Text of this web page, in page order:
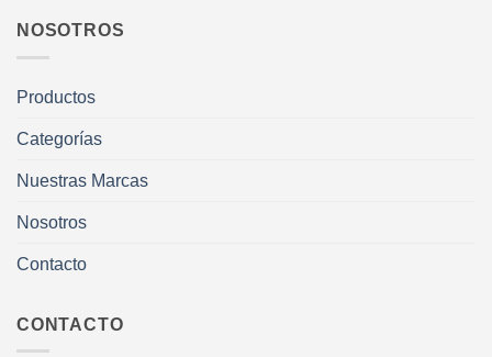
NOSOTROS
Productos
Categorías
Nuestras Marcas
Nosotros
Contacto
CONTACTO